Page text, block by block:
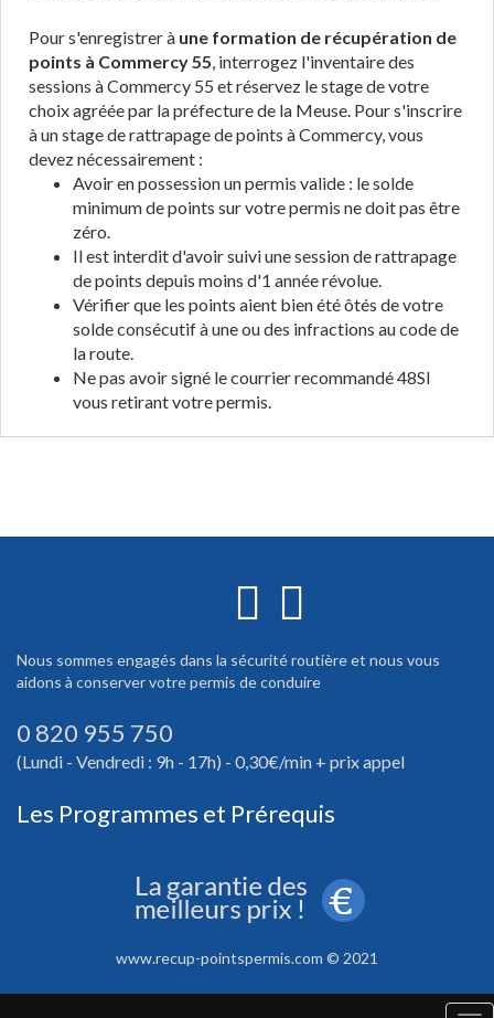
Pour s'enregistrer à une formation de récupération de
points à Commercy 55, interrogez l'inventaire des
sessions à Commercy 55 et réservez le stage de votre
choix agréée par la préfecture de la Meuse. Pour s'inscrire
à un stage de rattrapage de points à Commercy, vous
devez nécessairement :
Avoir en possession un permis valide : le solde
minimum de points sur votre permis ne doit pas être
zéro.
Il est interdit d'avoir suivi une session de rattrapage
de points depuis moins d'1 année révolue.
Vérifier que les points aient bien été ôtés de votre
solde consécutif à une ou des infractions au code de
la route.
Ne pas avoir signé le courrier recommandé 48SI
vous retirant votre permis.
Nous sommes engagés dans la sécurité routière et nous vous
aidons à conserver votre permis de conduire
0 820 955 750
(Lundi - Vendredi : 9h - 17h) - 0,30€/min + prix appel
Les Programmes et Prérequis
www.recup-pointspermis.com © 2021